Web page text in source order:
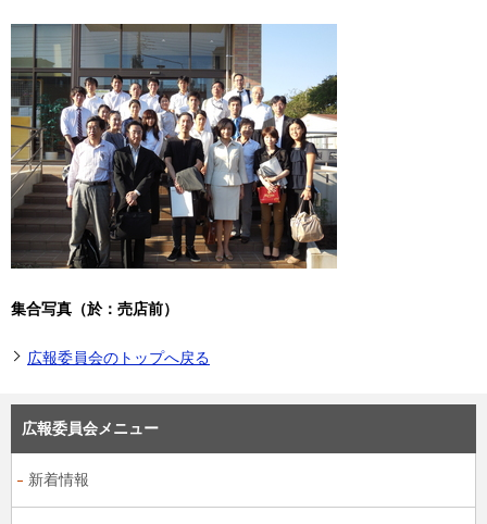
集合写真（於：売店前）
広報委員会のトップへ戻る
広報委員会メニュー
新着情報